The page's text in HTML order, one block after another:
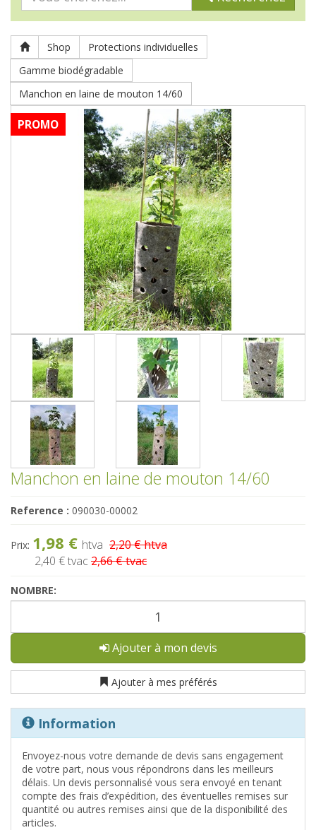
Shop
Protections individuelles
Gamme biodégradable
Manchon en laine de mouton 14/60
PROMO
Manchon en laine de mouton 14/60
Reference : 090030-00002
Prix: 1,98 € htva 2,20 € htva
2,40 €tvac 2,66 € tvac
NOMBRE:
Ajouter à mon devis
Ajouter à mes préférés
Information
Envoyez-nous votre demande de devis sans engagement
de votre part, nous vous répondrons dans les meilleurs
délais. Un devis personnalisé vous sera envoyé en tenant
compte des frais d’expédition, des éventuelles remises sur
quantité ou autres remises ainsi que de la disponibilité des
articles.